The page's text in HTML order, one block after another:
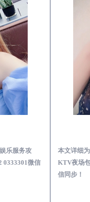
乐服务攻
0333301微信
本文详细
KTV夜场
信同步！